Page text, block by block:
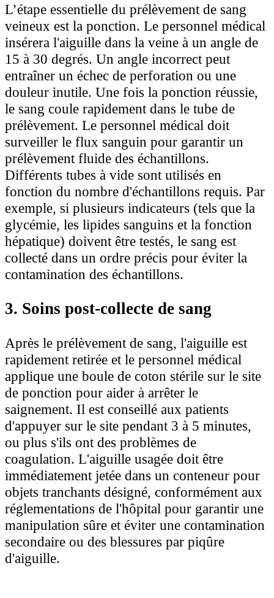
L’étape essentielle du prélèvement de sang
veineux est la ponction. Le personnel médical
insérera l'aiguille dans la veine à un angle de
15 à 30 degrés. Un angle incorrect peut
entraîner un échec de perforation ou une
douleur inutile. Une fois la ponction réussie,
le sang coule rapidement dans le tube de
prélèvement. Le personnel médical doit
surveiller le flux sanguin pour garantir un
prélèvement fluide des échantillons.
Différents tubes à vide sont utilisés en
fonction du nombre d'échantillons requis. Par
exemple, si plusieurs indicateurs (tels que la
glycémie, les lipides sanguins et la fonction
hépatique) doivent être testés, le sang est
collecté dans un ordre précis pour éviter la
contamination des échantillons.
3. Soins post-collecte de sang
Après le prélèvement de sang, l'aiguille est
rapidement retirée et le personnel médical
applique une boule de coton stérile sur le site
de ponction pour aider à arrêter le
saignement. Il est conseillé aux patients
d'appuyer sur le site pendant 3 à 5 minutes,
ou plus s'ils ont des problèmes de
coagulation. L'aiguille usagée doit être
immédiatement jetée dans un conteneur pour
objets tranchants désigné, conformément aux
réglementations de l'hôpital pour garantir une
manipulation sûre et éviter une contamination
secondaire ou des blessures par piqûre
d'aiguille.